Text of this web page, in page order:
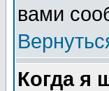
вами
Когда я